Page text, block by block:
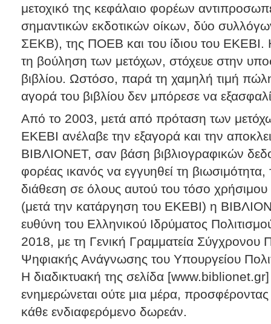
μετοχικό της κεφάλαιο φορέων
σημαντικών εκδοτικών οίκων, δύο
ΣΕΚΒ), της ΠΟΕΒ και του ίδιου του ΕΚΕΒΙ.
τη βούληση των μετόχων, στόχευε στην
βιβλίου. Ωστόσο, παρά τη χαμηλή τιμή
αγορά του βιβλίου δεν μπόρεσε να
Από το 2003, μετά από πρόταση των
ΕΚΕΒΙ ανέλαβε την εξαγορά και την
ΒΙΒΛΙΟΝΕΤ, σαν βάση βιβλιογραφικών
φορέας ικανός να εγγυηθεί τη βιωσιμότητα,
διάθεση σε όλους αυτού του τόσο
(μετά την κατάργηση του ΕΚΕΒΙ) η
ευθύνη του Ελληνικού Ιδρύματος
2018, με τη Γενική Γραμματεία Σύγχρονου
Ψηφιακής Ανάγνωσης του Υπουργείου
Η διαδικτυακή της σελίδα
ενημερώνεται ούτε μια μέρα, προσφέροντας
κάθε ενδιαφερόμενο δωρεάν.